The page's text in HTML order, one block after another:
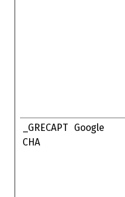
_GRECAPT
CHA
Google